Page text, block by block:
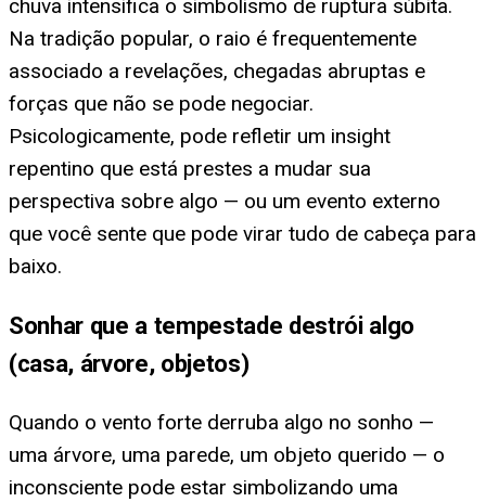
chuva intensifica o simbolismo de ruptura súbita.
Na tradição popular, o raio é frequentemente
associado a revelações, chegadas abruptas e
forças que não se pode negociar.
Psicologicamente, pode refletir um insight
repentino que está prestes a mudar sua
perspectiva sobre algo — ou um evento externo
que você sente que pode virar tudo de cabeça para
baixo.
Sonhar que a tempestade destrói algo
(casa, árvore, objetos)
Quando o vento forte derruba algo no sonho —
uma árvore, uma parede, um objeto querido — o
inconsciente pode estar simbolizando uma